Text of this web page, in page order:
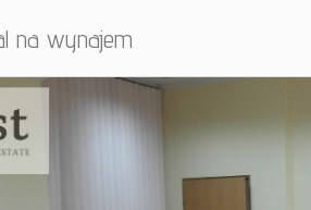
na wynajem